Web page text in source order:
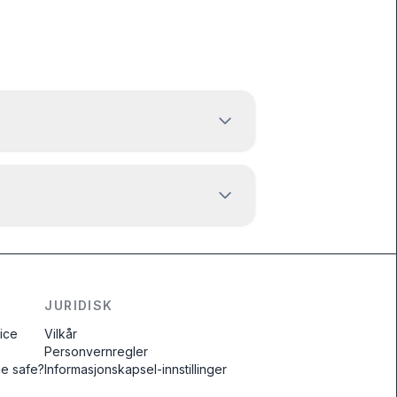
safe?
JURIDISK
Vilkår
Personvernregler
Informasjonskapsel-innstillinger